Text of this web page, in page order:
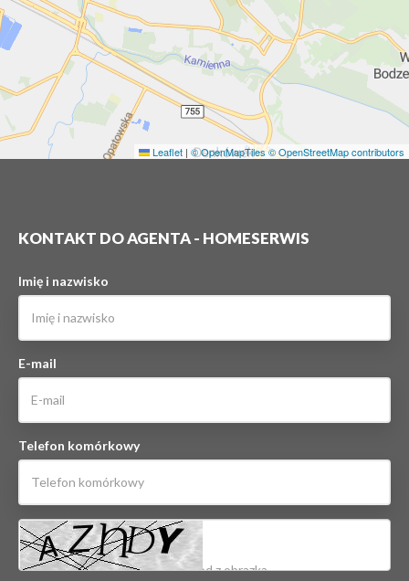
Leaflet | © OpenMapTiles© OpenStreetMap contributors
KONTAKT DO AGENTA - HOMESERWIS
Imię i nazwisko
E-mail
Telefon komórkowy